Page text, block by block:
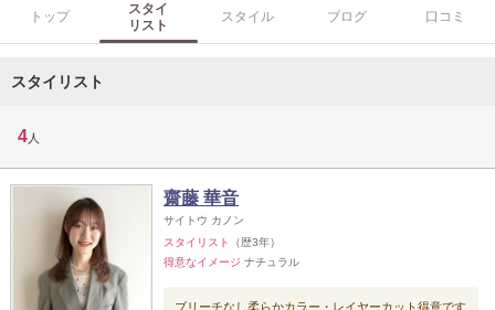
トップ
スタイ
リスト
スタイル ブログ 口コミ
スタイリスト
4 人
齋藤 華音
サイトウ カノン
スタイリスト
（歴3年）
得意なイメージ ナチュラル
ブリーチなし柔らかカラー・レイヤーカット得意です